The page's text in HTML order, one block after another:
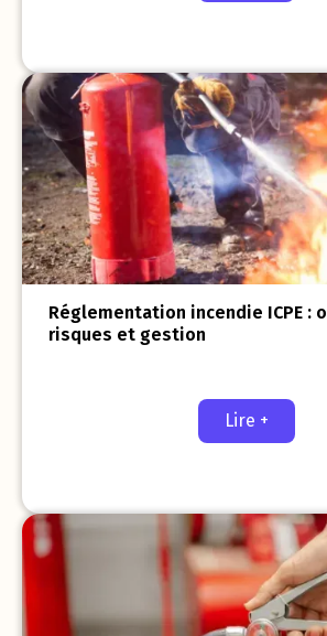
Réglementation incendie ICPE :
risques et gestion
Lire +